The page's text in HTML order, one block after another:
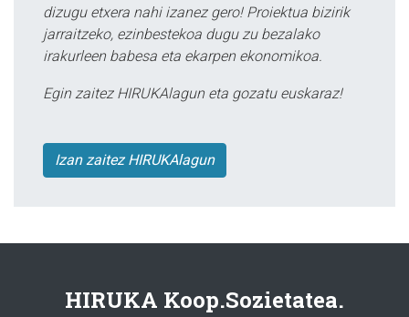
dizugu etxera nahi izanez gero! Proiektua bizirik
jarraitzeko, ezinbestekoa dugu zu bezalako
irakurleen babesa eta ekarpen ekonomikoa.
Egin zaitez HIRUKAlagun eta gozatu euskaraz!
Izan zaitez HIRUKAlagun
HIRUKA Koop.Sozietatea.